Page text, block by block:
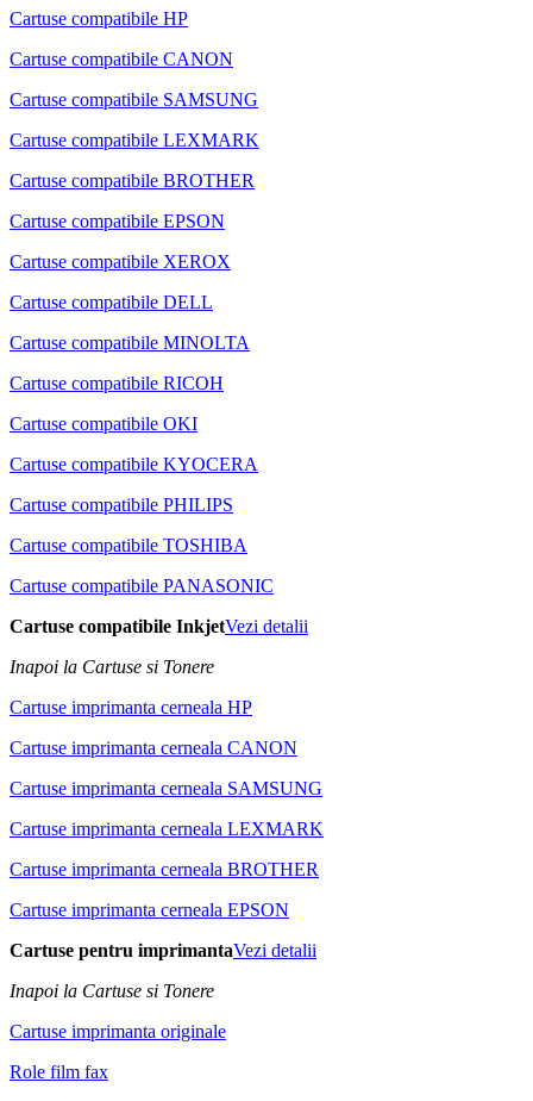
Cartuse compatibile HP
Cartuse compatibile CANON
Cartuse compatibile SAMSUNG
Cartuse compatibile LEXMARK
Cartuse compatibile BROTHER
Cartuse compatibile EPSON
Cartuse compatibile XEROX
Cartuse compatibile DELL
Cartuse compatibile MINOLTA
Cartuse compatibile RICOH
Cartuse compatibile OKI
Cartuse compatibile KYOCERA
Cartuse compatibile PHILIPS
Cartuse compatibile TOSHIBA
Cartuse compatibile PANASONIC
Cartuse compatibile InkjetVezi detalii
Inapoi la Cartuse si Tonere
Cartuse imprimanta cerneala HP
Cartuse imprimanta cerneala CANON
Cartuse imprimanta cerneala SAMSUNG
Cartuse imprimanta cerneala LEXMARK
Cartuse imprimanta cerneala BROTHER
Cartuse imprimanta cerneala EPSON
Cartuse pentru imprimantaVezi detalii
Inapoi la Cartuse si Tonere
Cartuse imprimanta originale
Role film fax